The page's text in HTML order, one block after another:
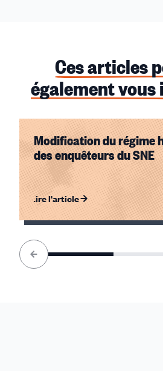
Ces articles
également vous
Modification du régime
des enquêteurs du SNE
Lire l'article